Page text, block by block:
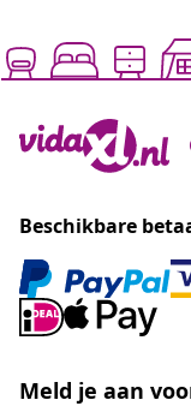
Beschikbare
Meld je aan